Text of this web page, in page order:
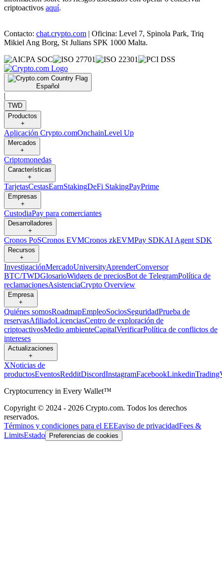
criptoactivos aquí.
Contacto: chat.crypto.com | Oficina: Level 7, Spinola Park, Triq
Mikiel Ang Borg, St Julians SPK 1000 Malta.
Español
|
TWD
Productos
+
Aplicación Crypto.comOnchainLevel Up
Mercados
+
Criptomonedas
Características
+
TarjetasCestasEarnStakingDeFi StakingPayPrime
Empresas
+
CustodiaPay para comerciantes
Desarrolladores
+
Cronos PoSCronos EVMCronos zkEVMPay SDKAI Agent SDK
Recursos
+
InvestigaciónMercadoUniversityAprenderConversor
BTC/TWDGlosarioWidgets de preciosBot de TelegramPolítica de
reclamacionesAsistenciaCrypto Overview
Empresa
+
Quiénes somosRoadmapEmpleoSociosSeguridadPrueba de
reservasAfiliadoLicenciasCentro de exploración de
criptoactivosMedio ambienteCapitalVerificarPolítica de conflictos de
intereses
Actualizaciones
+
XNoticias de
productosEventosRedditDiscordInstagramFacebookLinkedin
Cryptocurrency in Every Wallet™
Copyright © 2024 - 2026 Crypto.com. Todos los derechos
reservados.
Términos y condiciones para el EEEaviso de privacidadFees &
LimitsEstado Preferencias de cookies